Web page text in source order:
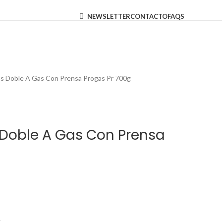
NEWSLETTERCONTACTOFAQS
Doble A Gas Con Prensa Progas Pr 700g
A Gas Con Prensa